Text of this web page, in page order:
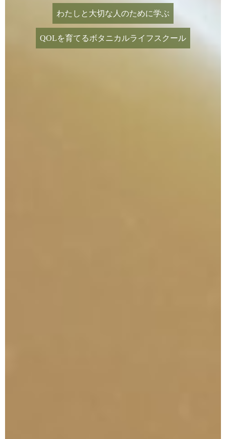
わたしと大切な人のために学ぶ
QOLを育てるボタニカルライフスクール